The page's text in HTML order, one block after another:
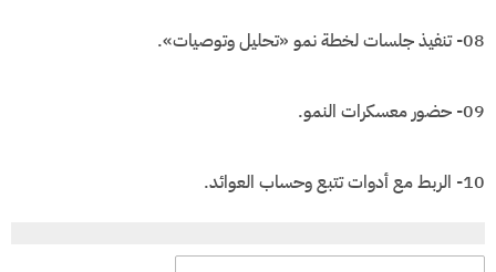
08- تنفيذ جلسات لخطة نمو «تحليل وتوصيات».
09- حضور معسكرات النمو.
10- الربط مع أدوات تتبع وحساب العوائد.